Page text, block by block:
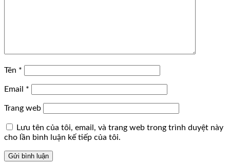
Tên *
Email *
Trang web
Lưu tên của tôi, email, và trang web trong trình duyệt này
cho lần bình luận kế tiếp của tôi.